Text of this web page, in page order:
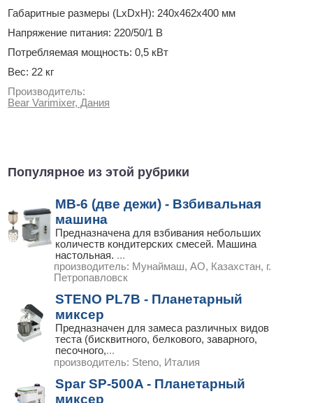
Габаритные размеры (LxDxH): 240x462x400 мм
Напряжение питания: 220/50/1 В
Потребляемая мощность: 0,5 кВт
Вес: 22 кг
Производитель:
Bear Varimixer, Дания
Популярное из этой рубрики
МВ-6 (две дежи) - Взбивальная
машина
Предназначена для взбивания небольших
количеств кондитерских смесей. Машина
настольная. ...
производитель: Мунаймаш, АО, Казахстан, г.
Петропавловск
STENO PL7B - Планетарный
миксер
Предназначен для замеса различных видов
теста (бисквитного, белкового, заварного,
песочного,...
производитель: Steno, Италия
Spar SP-500A - Планетарный
миксер